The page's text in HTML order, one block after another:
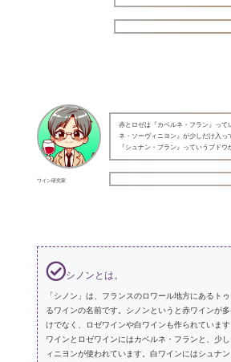
ワイン研究家
赤とロゼは『カベルネ・フラン』って
ネ・ソーヴィニヨン』が少しだけ入っ
『シュナン・ブラン』っていうブドウ
シノンとは。
「シノン」は、フランスのロワール地方にあるト
るワインの名前です。シノンというと赤ワインが
けでなく、ロゼワインや白ワインも作られていま
ワインとロゼワインにはカベルネ・フランと、少
ィニヨンが使われています。白ワインにはシュナ